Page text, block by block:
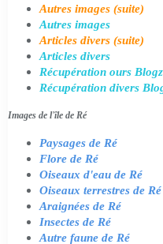
Autres images (suite)
Autres images
Articles divers (suite)
Articles divers
Récupération ours
Récupération divers
Images de l'île de Ré
Paysages de Ré
Flore de Ré
Oiseaux d'eau de Ré
Oiseaux terrestres de Ré
Araignées de Ré
Insectes de Ré
Autre faune de Ré